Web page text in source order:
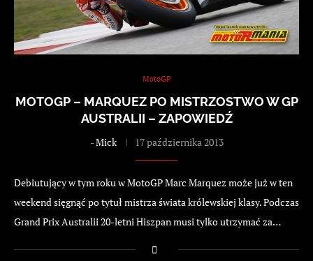
MotoGP
MOTOGP – MARQUEZ PO MISTRZOSTWO W GP
AUSTRALII – ZAPOWIEDŹ
-Mick 17 października 2013
Debiutujący w tym roku w MotoGP Marc Marquez może już w ten
weekend sięgnąć po tytuł mistrza świata królewskiej klasy. Podczas
Grand Prix Australii 20-letni Hiszpan musi tylko utrzymać za…